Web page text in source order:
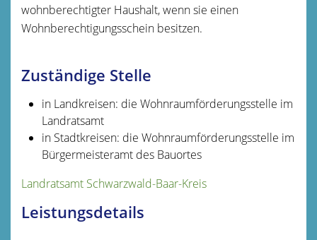
wohnberechtigter Haushalt, wenn sie einen
Wohnberechtigungsschein besitzen.
Zuständige Stelle
in Landkreisen: die Wohnraumförderungsstelle im
Landratsamt
in Stadtkreisen: die Wohnraumförderungsstelle im
Bürgermeisteramt des Bauortes
Landratsamt Schwarzwald-Baar-Kreis
Leistungsdetails